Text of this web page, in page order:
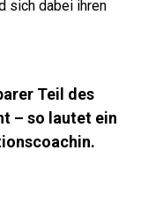
sich dabei ihren
Teil des
– so lautet ein